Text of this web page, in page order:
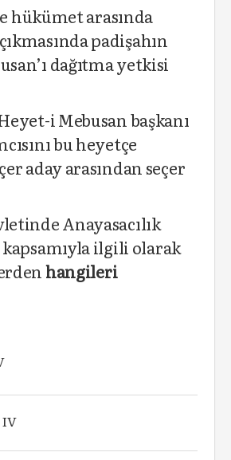
hükümet arasında
padişahın
dağıtma yetkisi
i Mebusan başkanı
bu heyetçe
aday arasından seçer
Anayasacılık
ilgili olarak
hangileri
IV